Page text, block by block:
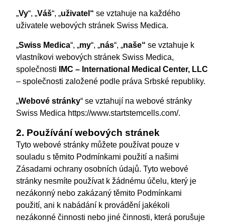
„Vy“, „Váš“, „uživatel“ se vztahuje na každého
uživatele webových stránek Swiss Medica.
„Swiss Medica“, „my“, „nás“, „naše“ se vztahuje k
vlastníkovi webových stránek Swiss Medica,
společnosti
IMC – International Medical Center, LLC
– společnosti založené podle práva Srbské republiky.
„Webové stránky“ se vztahují na webové stránky
Swiss Medica https://www.startstemcells.com/.
2. Používání webových stránek
Tyto webové stránky můžete používat pouze v
souladu s těmito Podmínkami použití a našimi
Zásadami ochrany osobních údajů. Tyto webové
stránky nesmíte používat k žádnému účelu, který je
nezákonný nebo zakázaný těmito Podmínkami
použití, ani k nabádání k provádění jakékoli
nezákonné činnosti nebo jiné činnosti, která porušuje